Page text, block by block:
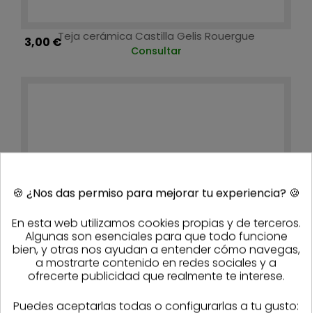
Teja cerámica Castilla Gelis Rouergue
3,00 €
Consultar
🍪 ¿Nos das permiso para mejorar tu experiencia? 🍪
En esta web utilizamos cookies propias y de terceros.
Algunas son esenciales para que todo funcione
bien, y otras nos ayudan a entender cómo navegas,
a mostrarte contenido en redes sociales y a
ofrecerte publicidad que realmente te interese.
Puedes aceptarlas todas o configurarlas a tu gusto: